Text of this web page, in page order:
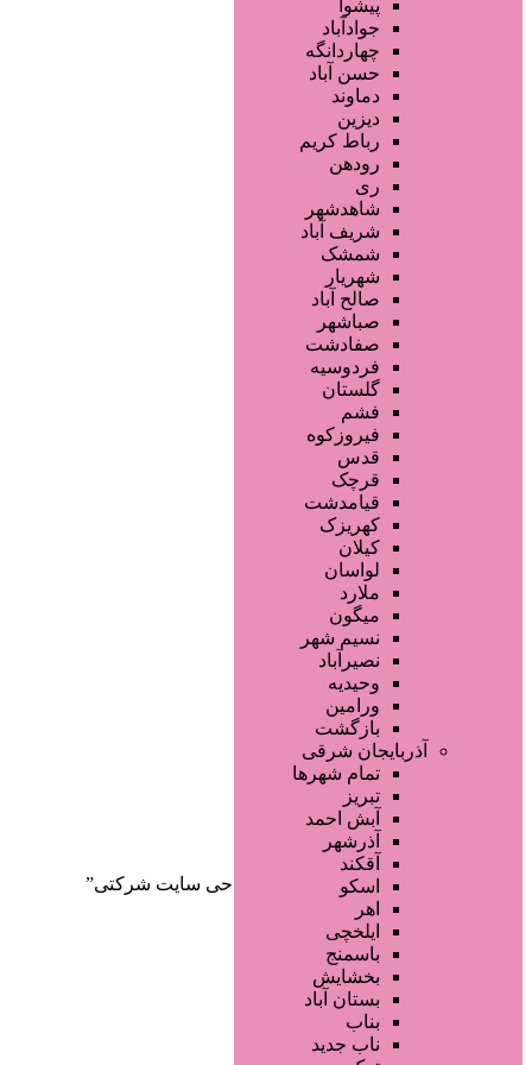
تجهیزات سالن زیبایی
محصولات پوست
محصولات مو
محصولات آرایشی
خدمات دندانپزشکی
سایر خدمات
پیشوا
جوادآباد
چهاردانگه
حسن آباد
دماوند
دیزین
رباط کریم
رودهن
ری
شاهدشهر
شریف آباد
شمشک
شهریار
صالح آباد
صباشهر
صفادشت
فردوسیه
گلستان
فشم
فیروزکوه
قدس
قرچک
قیامدشت
کهریزک
کیلان
لواسان
ملارد
میگون
نسیم شهر
نصیرآباد
وحیدیه
ورامین
بازگشت
آذربایجان شرقی
تمام شهر‌ها
تبریز
آبش احمد
آذرشهر
آقکند
اسکو
اهر
ایلخچی
باسمنج
بخشایش
بستان آباد
بناب
ناب جدید
صفحه اصلی
آگهی انبوه
طراحی سایت
صفحه اختصاصی
لیست سایتهای تبلیغاتی
دسته‌بندی‌ها
/ محصولات برچسب خورده “طراحی سایت شرکتی”